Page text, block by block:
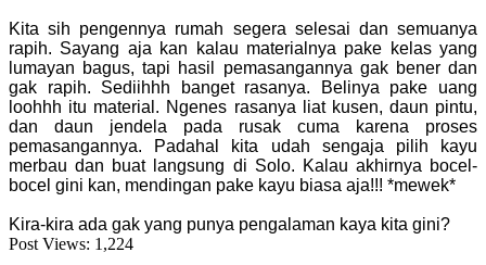
Kita sih pengennya rumah segera selesai dan semuanya
rapih. Sayang aja kan kalau materialnya pake kelas yang
lumayan bagus, tapi hasil pemasangannya gak bener dan
gak rapih. Sediihhh banget rasanya. Belinya pake uang
loohhh itu material. Ngenes rasanya liat kusen, daun pintu,
dan daun jendela pada rusak cuma karena proses
pemasangannya. Padahal kita udah sengaja pilih kayu
merbau dan buat langsung di Solo. Kalau akhirnya bocel-
bocel gini kan, mendingan pake kayu biasa aja!!! *mewek*
Kira-kira ada gak yang punya pengalaman kaya kita gini?
Post Views: 1,224